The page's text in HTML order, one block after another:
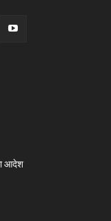
आदेश